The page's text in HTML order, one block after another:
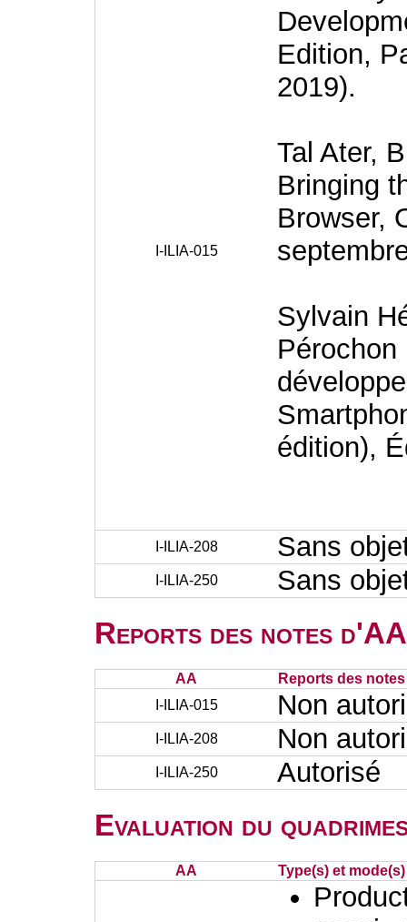
I-ILIA-015
Edition,
2019).
Tal Ater,
Bringing
Browser,
Sylvain
Pérochon
édition),
I-ILIA-208 Sans
I-ILIA-250 Sans
Reports des notes
AA
Reports des
I-ILIA-015
Non
I-ILIA-208 Non
I-ILIA-250 Autorisé
Evaluation du
AA Type(s) et